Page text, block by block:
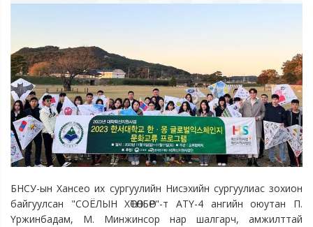
БНСУ-ын Хансео их сургуулийн Нисэхийн сургуулиас зохион
байгуулсан "СОЁЛЫН ХӨТӨЛБӨР"-т АТҮ-4 ангийн оюутан П.
Үржинбадам, М. Минжинсор нар шалгарч, амжилттай